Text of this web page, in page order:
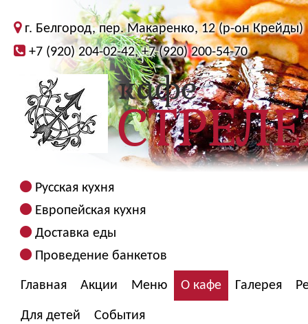
г. Белгород, пер. Макаренко, 12 (р-он Крейды)
+7 (920) 204-02-42, +7 (920) 200-54-70
Русская кухня
Европейская кухня
Доставка еды
Проведение банкетов
Главная Акции Меню О кафе Галерея
Для детей События